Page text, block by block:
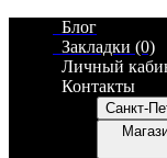
Блог
Закладки (0)
Личный
Контакты
Санкт-